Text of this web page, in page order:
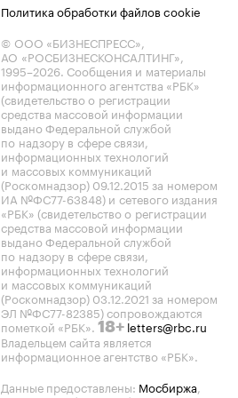
Политика обработки файлов cookie
© ООО «БИЗНЕСПРЕСС»,
АО «РОСБИЗНЕСКОНСАЛТИНГ»,
1995–2026. Сообщения и материалы
информационного агентства «РБК»
(свидетельство о регистрации
средства массовой информации
выдано Федеральной службой
по надзору в сфере связи,
информационных технологий
и массовых коммуникаций
(Роскомнадзор) 09.12.2015 за номером
ИА №ФС77-63848) и сетевого издания
«РБК» (свидетельство о регистрации
средства массовой информации
выдано Федеральной службой
по надзору в сфере связи,
информационных технологий
и массовых коммуникаций
(Роскомнадзор) 03.12.2021 за номером
ЭЛ №ФС77-82385) сопровождаются
пометкой «РБК». 18+ letters@rbc.ru
Владельцем сайта является
информационное агентство «РБК».
Данные предоставлены: Мосбиржа,